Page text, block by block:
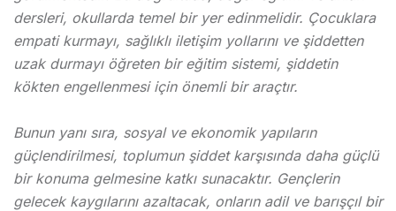
dersleri, okullarda temel bir yer edinmelidir. Çocuklara
empati kurmayı, sağlıklı iletişim yollarını ve şiddetten
uzak durmayı öğreten bir eğitim sistemi, şiddetin
kökten engellenmesi için önemli bir araçtır.
Bunun yanı sıra, sosyal ve ekonomik yapıların
güçlendirilmesi, toplumun şiddet karşısında daha güçlü
bir konuma gelmesine katkı sunacaktır. Gençlerin
gelecek kaygılarını azaltacak, onların adil ve barışçıl bir